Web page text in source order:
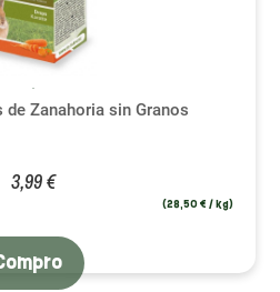
de Zanahoria sin Granos
3,99 €
(28,50 € / kg)